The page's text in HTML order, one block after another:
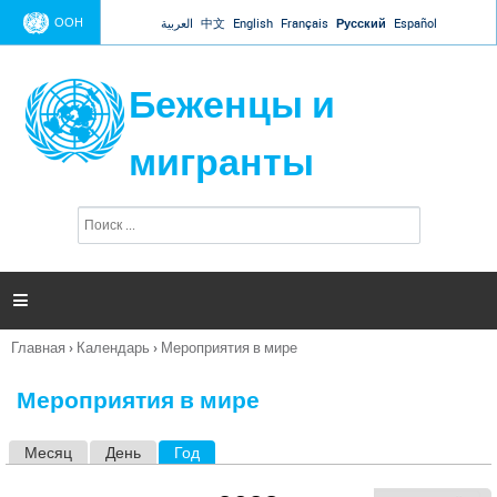
Jump to navigation
ООН العربية 中文 English Français Русский Español
Беженцы и
мигранты
п
и

Вы
Главная › Календарь › Мероприятия в мире
Мероприятия в мире
Месяц День Год